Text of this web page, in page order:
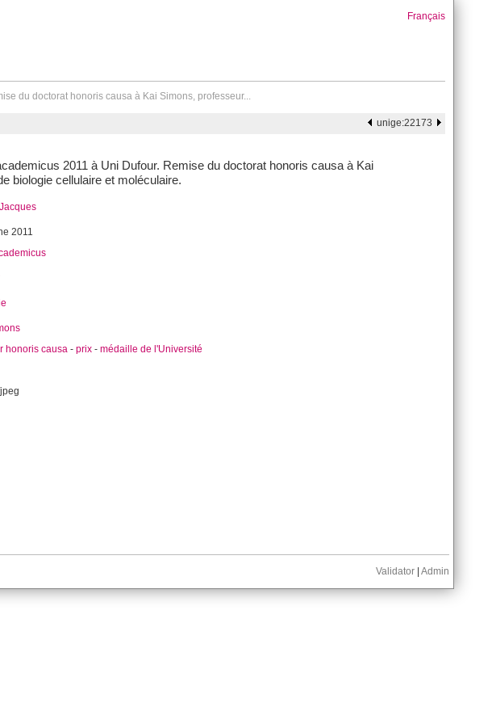
Français
du doctorat honoris causa à Kai Simons, professeur...
unige:22173
2011 à Uni Dufour. Remise du doctorat honoris causa à Kai
biologie cellulaire et moléculaire.
2011
honoris causa - prix - médaille de l'Université
Validator Admin